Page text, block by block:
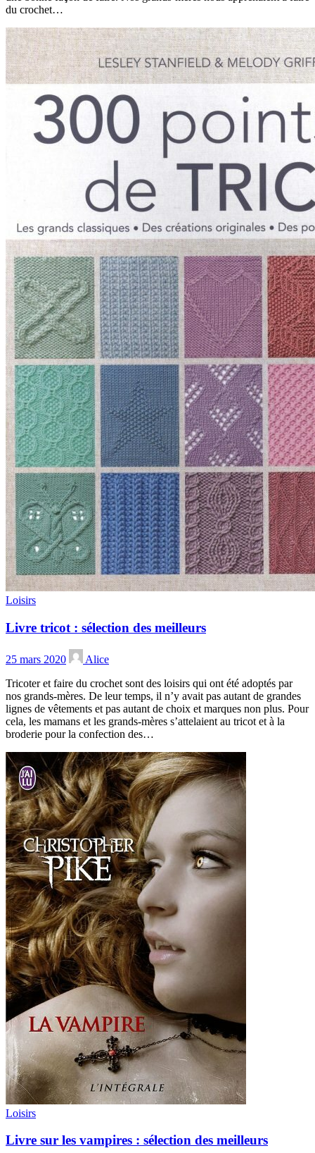
du crochet…
Loisirs
Livre tricot : sélection des meilleurs
25 mars 2020
Alice
Tricoter et faire du crochet sont des loisirs qui ont été adoptés par
nos grands-mères. De leur temps, il n’y avait pas autant de grandes
lignes de vêtements et pas autant de choix et marques non plus. Pour
cela, les mamans et les grands-mères s’attelaient au tricot et à la
broderie pour la confection des…
Loisirs
Livre sur les vampires : sélection des meilleurs